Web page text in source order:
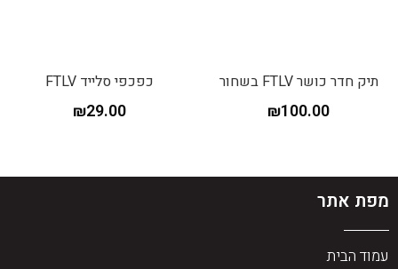
תיק חדר כושר FTLV בשחור
₪100.00
כפכפי סלייד FTLV
₪29.00
מפת אתר
עמוד הבית